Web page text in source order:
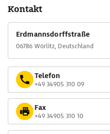
Kontakt
Erdmannsdorffstraße
06786 Wörlitz, Deutschland
Telefon
+49 34905 310 09
Fax
+49 34905 310 10